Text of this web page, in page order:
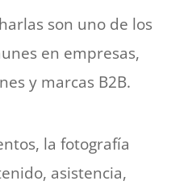
son uno de los
en empresas,
y marcas B2B.
la fotografía
asistencia,